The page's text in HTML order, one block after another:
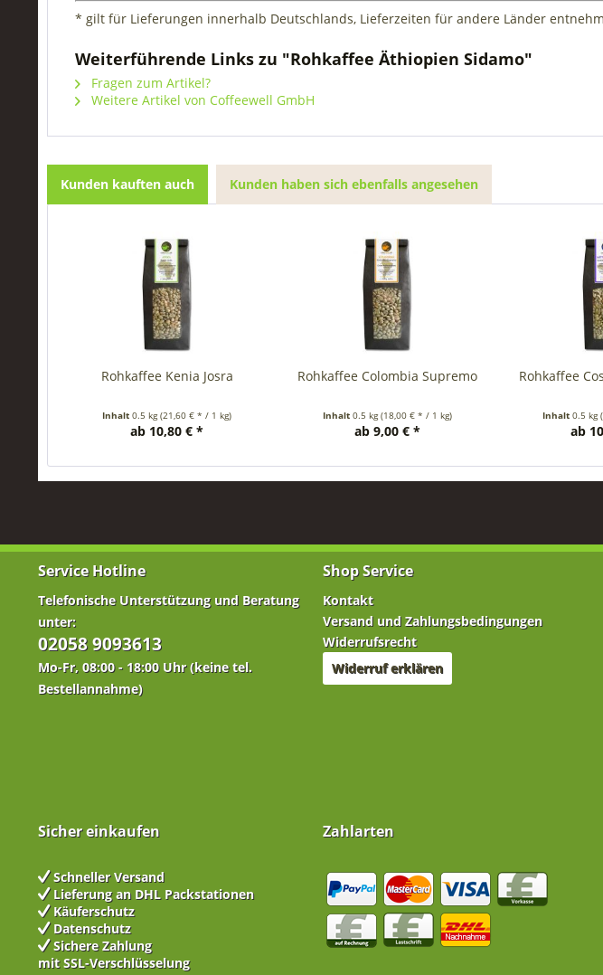
* gilt für Lieferungen innerhalb Deutschlands, Lieferzeiten für andere Länder
Weiterführende Links zu "Rohkaffee Äthiopien Sidamo"
Fragen zum Artikel?
Weitere Artikel von Coffeewell GmbH
Kunden kauften auch Kunden haben sich ebenfalls angesehen
Rohkaffee Kenia Josra
Inhalt0.5 kg(21,60 € * / 1 kg)
ab 10,80 € *
Rohkaffee Colombia Supremo
Inhalt 0.5 kg(18,00 € * / 1 kg)
ab 9,00 € *
Rohkaffee
Inhalt0.5 kg
ab
Service Hotline
Telefonische Unterstützung und Beratung
unter:
02058 9093613
Mo-Fr, 08:00 - 18:00 Uhr (keine tel.
Bestellannahme)
Shop Service
Kontakt
Versand und Zahlungsbedingungen
Widerrufsrecht
Widerruf erklären
Sicher einkaufen
Schneller Versand
Lieferung an DHL Packstationen
Käuferschutz
Datenschutz
Sichere Zahlung
mit SSL-Verschlüsselung
Zahlarten